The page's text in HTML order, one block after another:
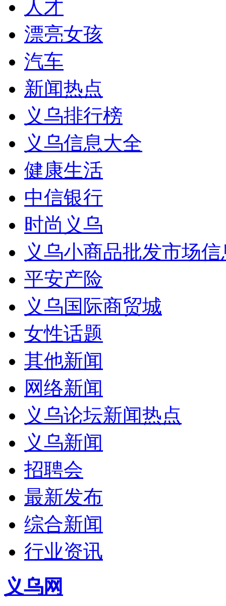
人才
漂亮女孩
汽车
新闻热点
义乌排行榜
义乌信息大全
健康生活
中信银行
时尚义乌
义乌小商品批发市场
平安产险
义乌国际商贸城
女性话题
其他新闻
网络新闻
义乌论坛新闻热点
义乌新闻
招聘会
最新发布
综合新闻
行业资讯
义乌网